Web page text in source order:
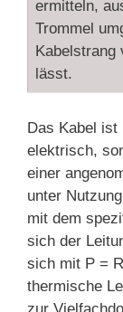
ermitteln,
Trommel
Kabelstrang
lässt.
Das Kabel ist
elektrisch,
einer
unter
mit dem
sich der
sich mit P =
thermische
zur